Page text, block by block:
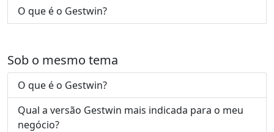
O que é o Gestwin?
Sob o mesmo tema
O que é o Gestwin?
Qual a versão Gestwin mais indicada para o meu
negócio?